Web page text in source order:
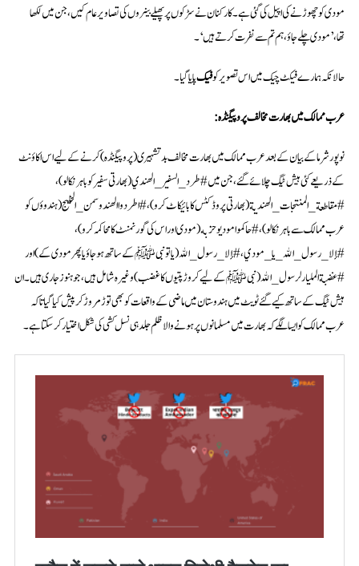
مودی کو چھوڑنے کی اپیل کی گئی ہے۔ کارکنان نے سڑکوں پر پھیلے بینروں کی تصاویر عام کیں، جن میں لکھا
تھا،’مودی چلے جاؤ، ہم تم سے نفرت کرتے ہیں‘۔
حالانکہ ہمارے فیکٹ چیک میں اس تصویر کوفیکپایا گیا۔
عرب ممالک میں بھارت مخالف پروپیگنڈہ:
نوپورشرما کے بیان کے بعد عرب ممالک میں بھارت مخالف بد تشہیری (پروپیگنڈہ) کرنے کے لیے اس اکاؤنٹ
کے ذریعے کئی ہیش ٹیگ چلائے گئے، جن میں #طرد_السفير_الهندي (بھارتی سفیر کو باہر نکالو)،
#مقاطعة_المنتجات_الهندية (بھارتی پروڈکٹس کا بائیکاٹ کرو)، # اطردواالهندوسمن_الخليج (ہندوؤں کو
عرب ممالک سے باہر نکالو)، #حاكمواموديوحزبه (مودی اور اس کی گورنمنٹ کا محاکمہ کرو)،
#إلا_رسول_الله_يا_مودي ، #إلا_رسول_الله (یا تو نبی ﷺ کے ساتھ ہو جاؤ یا پھر مودی کے)اور
#غضبةالمليارلرسول_الله (نبی ﷺ کے لیے کروڑپتیوں کا غضب) وغیرہ شامل ہیں، جو ہنوز جاری ہیں۔ ان
ہیش ٹیگ کے ساتھ کیے گئے ٹویٹ میں ہندوستان میں ماضی کے واقعات کو بھی توڑ مروڑ کر پیش کیا گیا تاکہ
عرب ممالک کو ایسا لگے کہ بھارت میں مسلمانوں پر ہونے والا ظلم جلد ہی نسل کشی کی شکل اختیار کر سکتا ہے۔